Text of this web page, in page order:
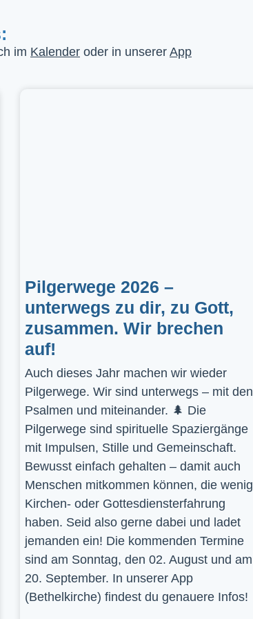
im Kalender oder in unserer App
Pilgerwege 2026 –
unterwegs zu dir, zu Gott,
zusammen. Wir brechen
auf!
Auch dieses Jahr machen wir wieder
Pilgerwege. Wir sind unterwegs – mit den
Psalmen und miteinander. 🌲 Die
Pilgerwege sind spirituelle Spaziergänge
mit Impulsen, Stille und Gemeinschaft.
Bewusst einfach gehalten – damit auch
Menschen mitkommen können, die wenig
Kirchen- oder Gottesdiensterfahrung
haben. Seid also gerne dabei und ladet
jemanden ein! Die kommenden Termine
sind am Sonntag, den 02. August und am
20. September. In unserer App
(Bethelkirche) findest du genauere Infos!